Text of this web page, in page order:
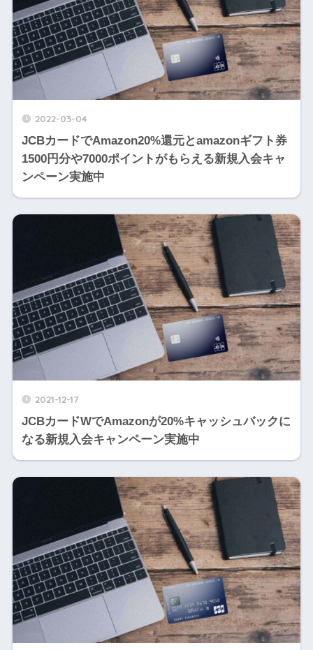
2022-03-04
JCBカードでAmazon20%還元とamazonギフト券
1500円分や7000ポイントがもらえる新規入会キャ
ンペーン実施中
2021-12-17
JCBカードWでAmazonが20%キャッシュバックに
なる新規入会キャンペーン実施中